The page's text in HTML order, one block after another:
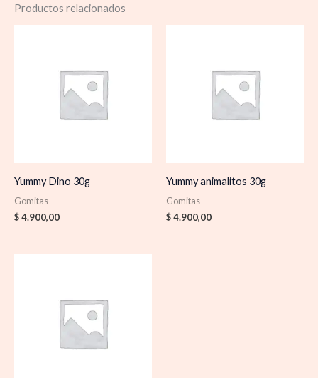
Productos relacionados
Yummy Dino 30g
Gomitas
$4.900,00
Yummy animalitos 30g
Gomitas
$4.900,00